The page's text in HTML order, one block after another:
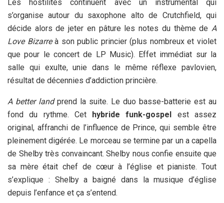
Les hostilités continuent avec un instrumental qui
s’organise autour du saxophone alto de Crutchfield, qui
décide alors de jeter en pâture les notes du thème de A
Love Bizarreà son public princier (plus nombreux et violet
que pour le concert de LP Music). Effet immédiat sur la
salle qui exulte, unie dans le même réflexe pavlovien,
résultat de décennies d’addiction princière.
A better land prend la suite. Le duo basse-batterie est au
fond du rythme. Cet
hybride funk-gospel
est assez
original, affranchi de l’influence de Prince, qui semble être
pleinement digérée. Le morceau se termine par un a capella
de Shelby très convaincant. Shelby nous confie ensuite que
sa mère était chef de cœur à l’église et pianiste. Tout
s’explique : Shelby a baigné dans la musique d’église
depuis l’enfance et ça s’entend.